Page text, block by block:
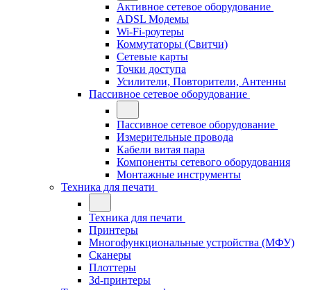
Активное сетевое оборудование
ADSL Модемы
Wi-Fi-роутеры
Коммутаторы (Свитчи)
Сетевые карты
Точки доступа
Усилители, Повторители, Антенны
Пассивное сетевое оборудование
Пассивное сетевое оборудование
Измерительные провода
Кабели витая пара
Компоненты сетевого оборудования
Монтажные инструменты
Техника для печати
Техника для печати
Принтеры
Многофункциональные устройства (МФУ)
Сканеры
Плоттеры
3d-принтеры